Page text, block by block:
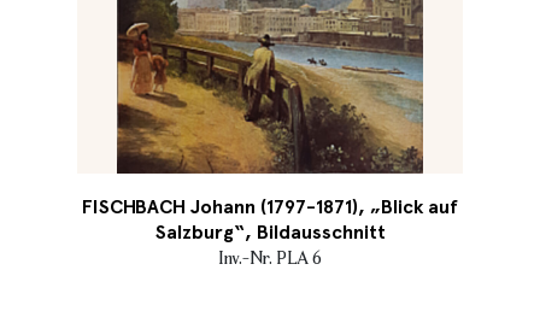
FISCHBACH Johann (1797-1871), „Blick auf
Salzburg“, Bildausschnitt
Inv.-Nr. PLA 6